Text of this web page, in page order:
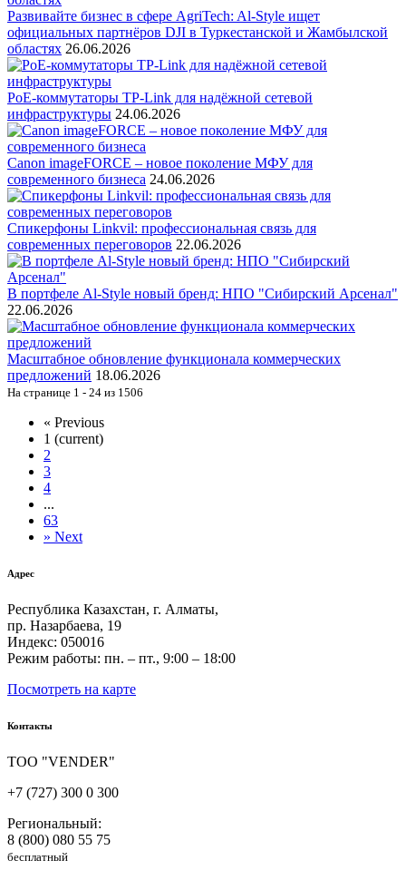
Развивайте бизнес в сфере AgriTech: Al-Style ищет
официальных партнёров DJI в Туркестанской и Жамбылской
областях 26.06.2026
PoE-коммутаторы TP-Link для надёжной сетевой
инфраструктуры 24.06.2026
Canon imageFORCE – новое поколение МФУ для
современного бизнеса 24.06.2026
Спикерфоны Linkvil: профессиональная связь для
современных переговоров 22.06.2026
В портфеле Al-Style новый бренд: НПО "Сибирский Арсенал"
22.06.2026
Масштабное обновление функционала коммерческих
предложений 18.06.2026
На странице 1 - 24 из 1506
« Previous
1 (current)
2
3
4
...
63
» Next
Адрес
Республика Казахстан, г. Алматы,
пр. Назарбаева, 19
Индекс: 050016
Режим работы: пн. – пт., 9:00 – 18:00
Посмотреть на карте
Контакты
ТОО "VENDER"
+7 (727) 300 0 300
Региональный:
8 (800) 080 55 75
бесплатный